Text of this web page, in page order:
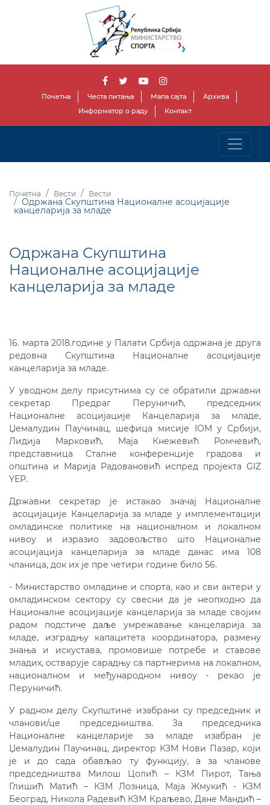
Почетна Честа питања Мапа сајта
Архива
Информатор о раду
Контакт
Почетна Вести Вести
Одржана Скупштина Националне асоцијације
канцеларија за младе
Одржана Скупштина
Националне асоцијације
канцеларија за младе
16. марта 2018.године у Палати Србија одржана је друга
редовна Скупштина Националне асоцијације
канцеларија за младе.
У уводном делу присутнима су се обратили државни
секретар Предраг Перуничић, председник
Националне асоцијације Канцеларија за младе,
Џемалудин Паучинац, шефица мисије IOM у Србији,
Лидија Марковић, Маја Кнежевић Ромчевић,
представница Сталне конференције градова и
општина и Марија Радовановић испред пројекта GIZ
YEP.
Државни секретар је истакао значај Националне
асоцијације Канцеларија за младе у имплементацији
омладинске политике на националном и локалном
нивоу и изразио задовољство што Националне
асоцијација канцеларија за младе данас има 108
чланица, док их је пре четири године било 56.
- Министарство омладине и спорта, као и сви актери у
омладинском сектору су свесни да је неопходно да
Националне асоцијације канцеларија за младе својим
радом подстиче даље умрежавање канцеларија за
младе, изградњу капацитета координатора, размену
знања и искустава, промовише потребе и ставове
младих, остварује сарадњу са партнерима на локалном,
националном и међународном нивоу - рекао је
Перуничић.
У радном делу Скупштине изабрани су председник и
чланови/це председништва. За председника
Националне канцеларије за младе изабран је
Џемалудин Паучинац, директор КЗМ Нови Пазар, који
је и до сада обављао ту функцију, а за чланове
председништва Милош Цолић – КЗМ Пирот, Тања
Глишић Матић – КЗМ Лозница, Маја Жмукић - КЗМ
Београд, Никола Радевић КЗМ Краљево, Дане Мандић –